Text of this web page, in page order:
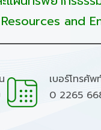
and
เบอร์โทรศัพ
0 2265